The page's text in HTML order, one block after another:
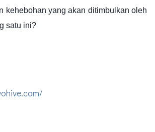
kehebohan yang akan ditimbulkan oleh
satu ini?